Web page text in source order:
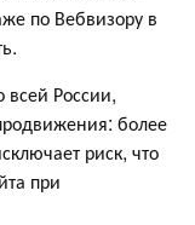
по Вебвизору в
всей России,
более
риск, что
при